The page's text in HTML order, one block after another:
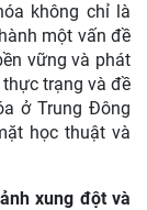
không chỉ là
một vấn đề
vững và phát
trạng và đề
ở Trung Đông
học thuật và
xung đột và